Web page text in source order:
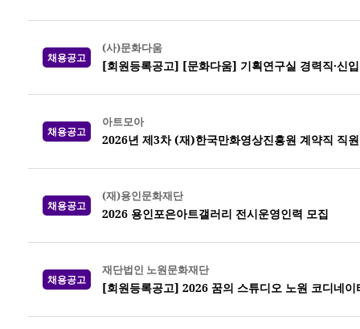
채용공고
(사)문화다움
[회원등록공고] [문화다움] 기획연구실 경력직·신
채용공고
아트모아
2026년 제3차 (재)한국만화영상진흥원 계약직 직
채용공고
(재)용인문화재단
2026 용인포은아트갤러리 전시운영인력 모집
채용공고
재단법인 노원문화재단
[회원등록공고] 2026 꿈의 스튜디오 노원 코디네이